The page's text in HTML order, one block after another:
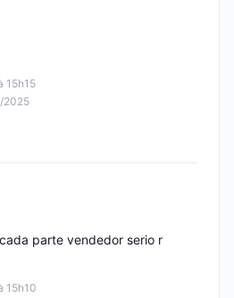
15h15
2025
15h10
parte vendedor serio r